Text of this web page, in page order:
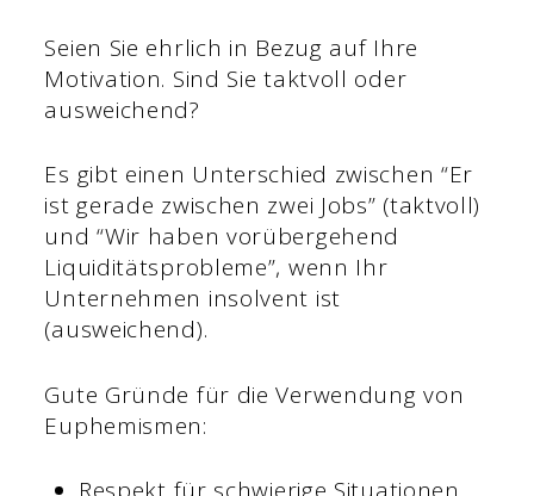
Seien Sie ehrlich in Bezug auf Ihre
Motivation. Sind Sie taktvoll oder
ausweichend?
Es gibt einen Unterschied zwischen “Er
ist gerade zwischen zwei Jobs” (taktvoll)
und “Wir haben vorübergehend
Liquiditätsprobleme”, wenn Ihr
Unternehmen insolvent ist
(ausweichend).
Gute Gründe für die Verwendung von
Euphemismen: